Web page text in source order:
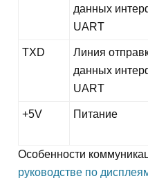
данных
UART
TXD
Линия
данных
UART
+5V Питание
Особенности
руководстве по